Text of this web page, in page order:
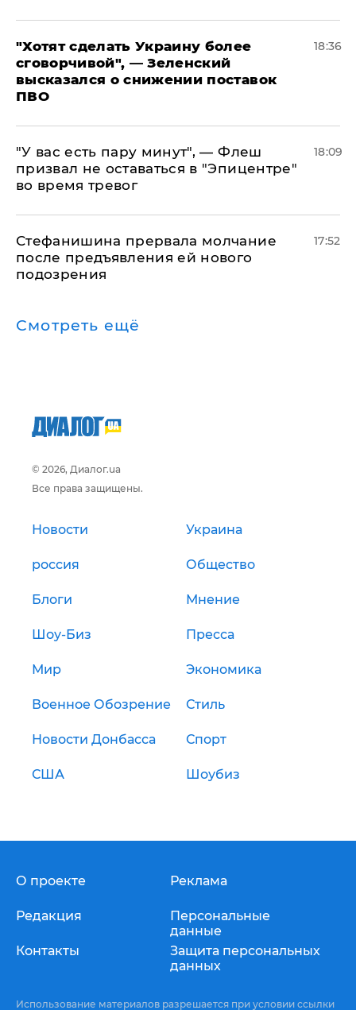
​"Хотят сделать Украину более
сговорчивой", — Зеленский
высказался о снижении поставок
ПВО
18:36
​"У вас есть пару минут", — Флеш
призвал не оставаться в "Эпицентре"
во время тревог
18:09
Стефанишина прервала молчание
после предъявления ей нового
подозрения
17:52
Смотреть ещё
© 2026, Диалог.ua
Все права защищены.
Новости Украина
россия Общество
Блоги Мнение
Шоу-Биз Пресса
Мир Экономика
Военное Обозрение Стиль
Новости Донбасса Спорт
США Шоубиз
О проекте
Редакция
Контакты
Реклама
Персональные
данные
Защита персональных
данных
Использование материалов разрешается при условии ссылки